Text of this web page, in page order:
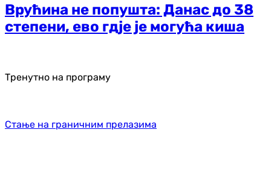
Врућина не попушта: Данас до 38
степени, ево гдје је могућа киша
Тренутно на програму
Стање на граничним прелазима